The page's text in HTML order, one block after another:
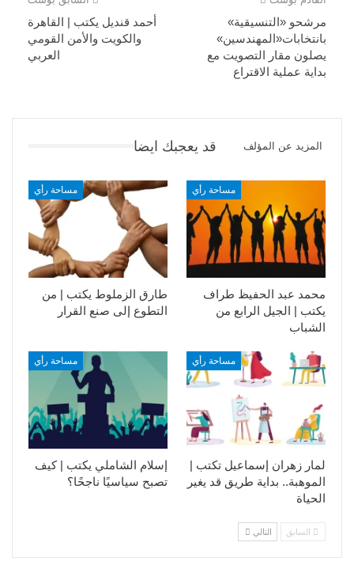
أحمد قنديل يكتب | القاهرة
والكويت والأمن القومي
العربي
مرشحو «التنسيقية»
بانتخابات«المهندسين»
يصلون مقار التصويت مع
بداية عملية الاقتراع
قد يعجبك ايضا المزيد عن المؤلف
مساحة رأي
طارق الزملوط يكتب | من
التطوع إلى صنع القرار
مساحة رأي
محمد عبد الحفيظ طراف
يكتب | الجيل الرابع من
الشباب
مساحة رأي
إسلام الشاملي يكتب | كيف
تصبح سياسيًا ناجحًا؟
مساحة رأي
لمار زهران إسماعيل تكتب |
الموهبة.. بداية طريق قد يغير
الحياة
السابق التالي